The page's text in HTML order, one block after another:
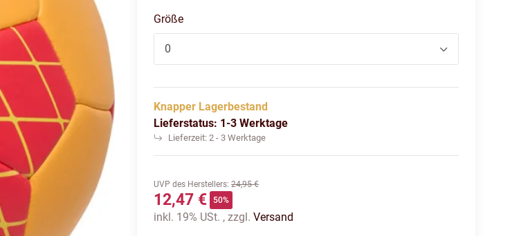
Größe
0
Knapper Lagerbestand
Lieferstatus: 1-3 Werktage
Lieferzeit:2 - 3 Werktage
UVP des Herstellers:24,95 €
12,47 € 50%
inkl. 19% USt. , zzgl.Versand